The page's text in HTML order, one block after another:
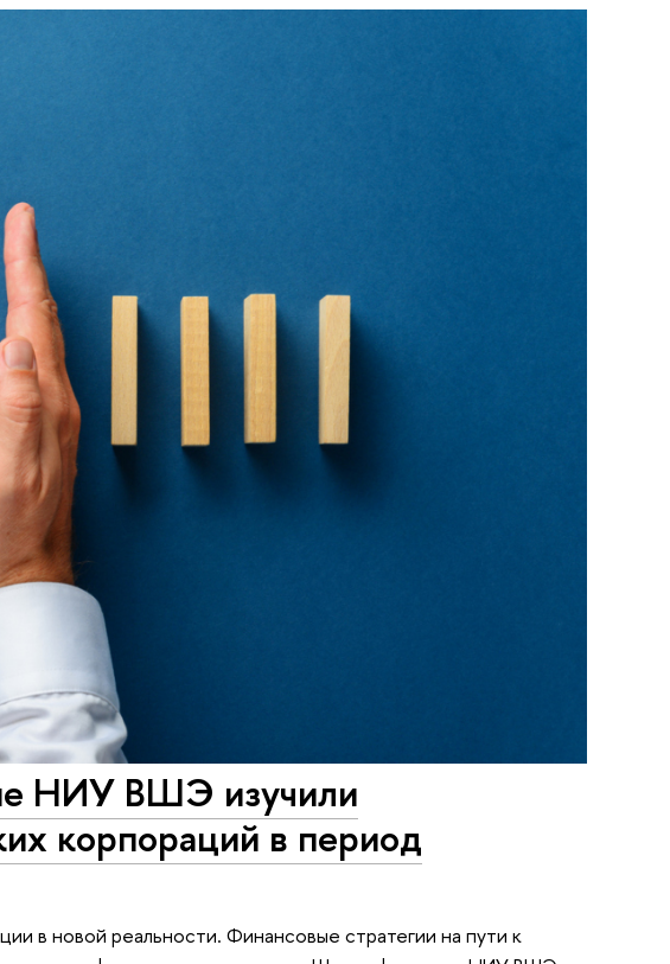
НИУ ВШЭ изучили
корпораций в период
в новой реальности. Финансовые стратегии на пути к